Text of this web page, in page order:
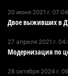
катеров для
пилотов
В Alatau City
директора
20 июня 2021 г. 07:04
Двое выживших в
27 апреля 2021 г.
Модернизация по
28 октября 2024 г.